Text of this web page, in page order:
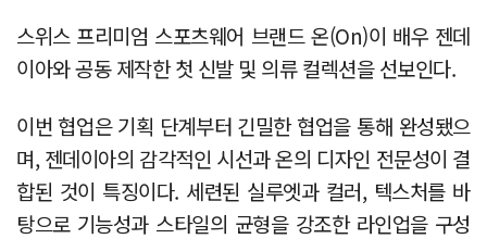
스위스 프리미엄 스포츠웨어 브랜드 온(On)이 배우 젠데
이아와 공동 제작한 첫 신발 및 의류 컬렉션을 선보인다.
이번 협업은 기획 단계부터 긴밀한 협업을 통해 완성됐으
며, 젠데이아의 감각적인 시선과 온의 디자인 전문성이 결
합된 것이 특징이다. 세련된 실루엣과 컬러, 텍스처를 바
탕으로 기능성과 스타일의 균형을 강조한 라인업을 구성